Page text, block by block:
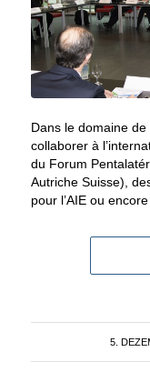
Dans le domaine de
collaborer à
du Forum
Autriche Suisse),
pour l’AIE ou encore
5.